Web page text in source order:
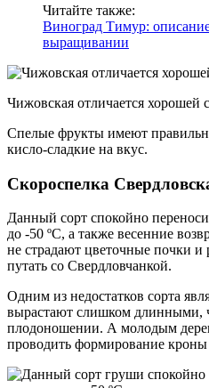
Читайте также:
Виноград Тимур:
выращивании
Чижовская отличается хорошей
Спелые фрукты имеют
кисло-сладкие на вкус.
Скороспелка
Данный сорт спокойно
до -50 ºС, а также весенние
не страдают цветочные почки и
путать со Свердловчанкой.
Одним из недостатков сорта
вырастают слишком длинными,
плодоношении. А молодым
проводить формирование